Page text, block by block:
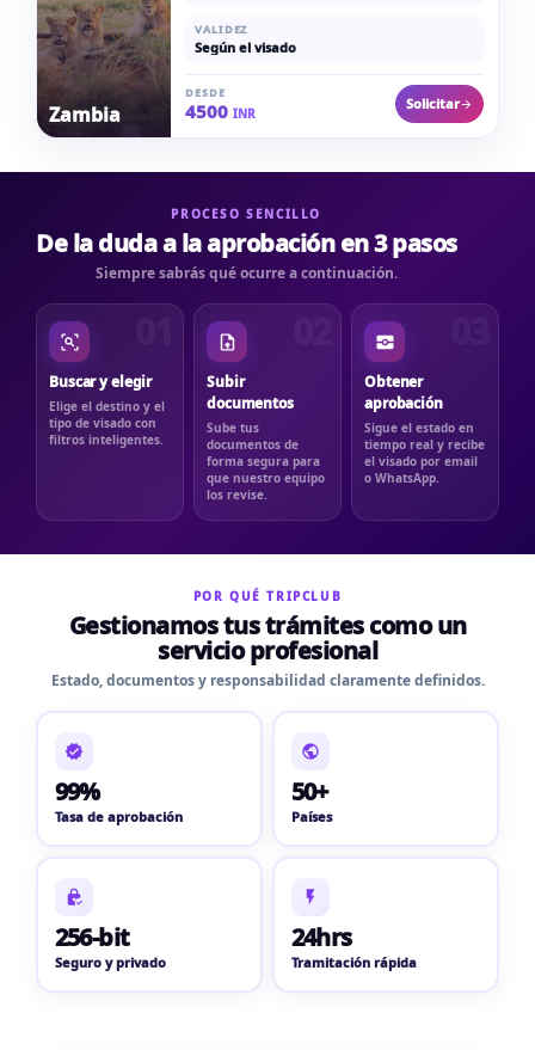
Zambia
VALIDEZ
Según el visado
DESDE
4500 INR
Solicitar
PROCESO SENCILLO
De la duda a la aprobación en 3 pasos
Siempre sabrás qué ocurre a continuación.
Buscar y elegir
Elige el destino y el
tipo de visado con
filtros inteligentes.
Subir
documentos
Sube tus
documentos de
forma segura para
que nuestro equipo
los revise.
Obtener
aprobación
Sigue el estado en
tiempo real y recibe
el visado por email
o WhatsApp.
POR QUÉ TRIPCLUB
Gestionamos tus trámites como un
servicio profesional
Estado, documentos y responsabilidad claramente definidos.
99%
Tasa de aprobación
50+
Países
256-bit
Seguro y privado
24hrs
Tramitación rápida